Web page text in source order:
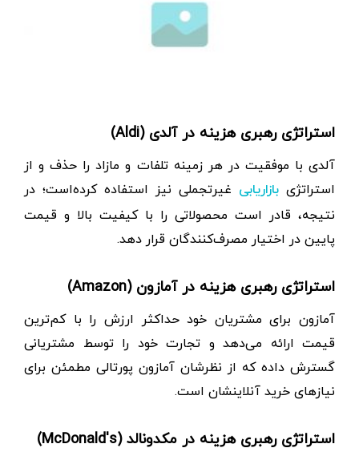
استراتژی رهبری هزینه در آلدی (Aldi)
آلدی با موفقیت در هر زمینه تلفات و مازاد را حذف و از
استراتژی بازاریابی غیرتجملی نیز استفاده کرده‌است؛ در
نتیجه، قادر است محصولاتی را با کیفیت بالا و قیمت
پایین در اختیار مصرف‌کنندگان قرار دهد.
استراتژی رهبری هزینه در آمازون (Amazon)
آمازون برای مشتریان خود حداکثر ارزش را با کم‌ترین
قیمت ارائه می‌دهد و تجارت خود را توسط مشتریانی
گسترش داده که از نظرشان آمازون پورتالی مطمئن برای
نیازهای خرید آنلاینشان است.
استراتژی رهبری هزینه در مکدونالد (McDonald's)